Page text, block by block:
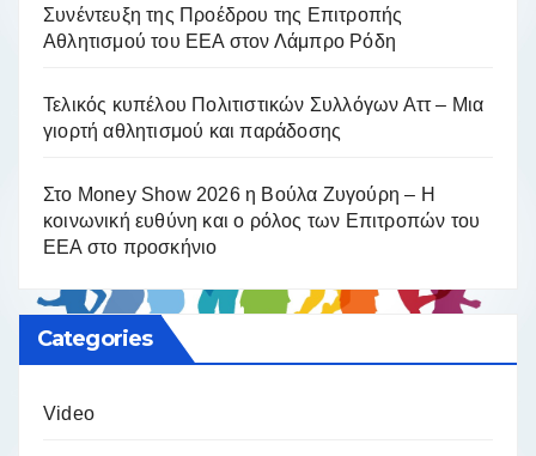
Συνέντευξη της Προέδρου της Επιτροπής
Αθλητισμού του ΕΕΑ στον Λάμπρο Ρόδη
Τελικός κυπέλου Πολιτιστικών Συλλόγων Αττ – Μια
γιορτή αθλητισμού και παράδοσης
Στο Money Show 2026 η Βούλα Ζυγούρη – Η
κοινωνική ευθύνη και ο ρόλος των Επιτροπών του
ΕΕΑ στο προσκήνιο
Categories
Video